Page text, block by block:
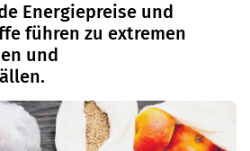
Energiepreise und
führen zu extremen
und